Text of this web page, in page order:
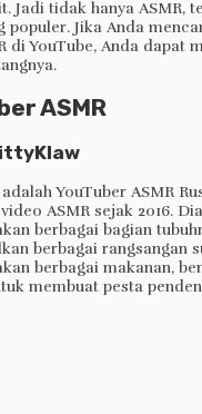
Jadi tidak hanya ASMR,
populer. Jika Anda
di YouTube, Anda dapat
ASMR
adalah YouTuber ASMR
ASMR sejak 2016.
berbagai bagian
berbagai rangsangan
berbagai makanan,
membuat pesta